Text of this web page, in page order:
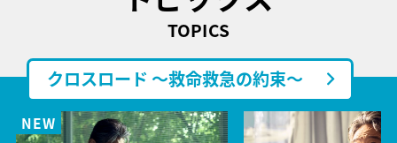
TOPICS
クロスロード ～救命救急の約束～